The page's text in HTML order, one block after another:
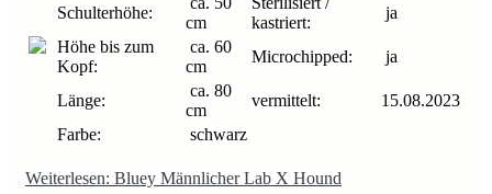
Schulterhöhe:
cm
kastriert:
ja
Höhe bis zum
Kopf:
ca. 60
cm
Microchipped: ja
Länge:
ca. 80
cm
vermittelt:
15.08.2023
Farbe:
schwarz
Weiterlesen: Bluey Männlicher Lab X Hound